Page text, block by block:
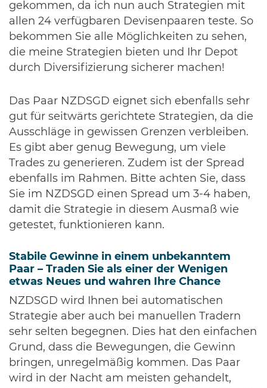
gekommen, da ich nun auch Strategien mit
allen 24 verfügbaren Devisenpaaren teste. So
bekommen Sie alle Möglichkeiten zu sehen,
die meine Strategien bieten und Ihr Depot
durch Diversifizierung sicherer machen!
Das Paar NZDSGD eignet sich ebenfalls sehr
gut für seitwärts gerichtete Strategien, da die
Ausschläge in gewissen Grenzen verbleiben.
Es gibt aber genug Bewegung, um viele
Trades zu generieren. Zudem ist der Spread
ebenfalls im Rahmen. Bitte achten Sie, dass
Sie im NZDSGD einen Spread um 3-4 haben,
damit die Strategie in diesem Ausmaß wie
getestet, funktionieren kann.
Stabile Gewinne in einem unbekanntem
Paar – Traden Sie als einer der Wenigen
etwas Neues und wahren Ihre Chance
NZDSGD wird Ihnen bei automatischen
Strategie aber auch bei manuellen Tradern
sehr selten begegnen. Dies hat den einfachen
Grund, dass die Bewegungen, die Gewinn
bringen, unregelmäßig kommen. Das Paar
wird in der Nacht am meisten gehandelt,